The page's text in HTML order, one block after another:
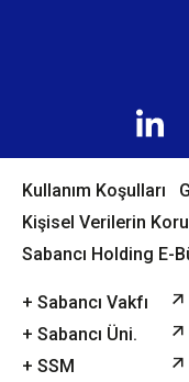
Kullanım Koşulları
Kişisel Verilerin
Sabancı Holding E-
+ Sabancı Vakfı
+ Sabancı Üni.
+ SSM